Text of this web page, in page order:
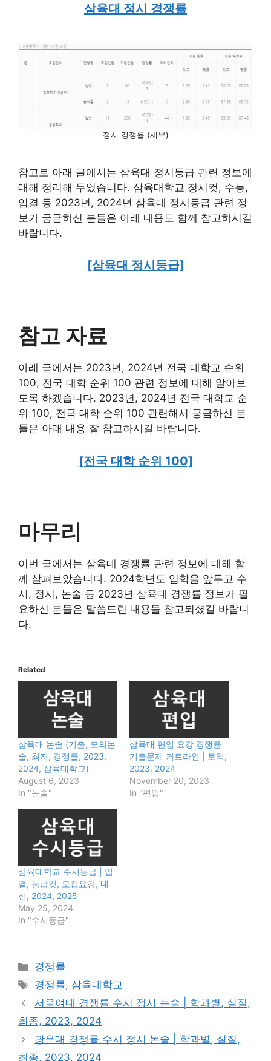
삼육대 정시 경쟁률
정시 경쟁률 (세부)
참고로 아래 글에서는 삼육대 정시등급 관련 정보에
대해 정리해 두었습니다. 삼육대학교 정시컷, 수능,
입결 등 2023년, 2024년 삼육대 정시등급 관련 정
보가 궁금하신 분들은 아래 내용도 함께 참고하시길
바랍니다.
[삼육대 정시등급]
참고 자료
아래 글에서는 2023년, 2024년 전국 대학교 순위
100, 전국 대학 순위 100 관련 정보에 대해 알아보
도록 하겠습니다. 2023년, 2024년 전국 대학교 순
위 100, 전국 대학 순위 100 관련해서 궁금하신 분
들은 아래 내용 잘 참고하시길 바랍니다.
[전국 대학 순위 100]
마무리
이번 글에서는 삼육대 경쟁률 관련 정보에 대해 함
께 살펴보았습니다. 2024학년도 입학을 앞두고 수
시, 정시, 논술 등 2023년 삼육대 경쟁률 정보가 필
요하신 분들은 말씀드린 내용들 참고되셨길 바랍니
다.
Related
삼육대 논술 (기출, 모의논
술, 최저, 경쟁률, 2023,
2024, 삼육대학교)
August 6, 2023
In "논술"
삼육대 편입 요강 경쟁률
기출문제 커트라인 | 토익,
2023, 2024
November 20, 2023
In "편입"
삼육대학교 수시등급 | 입
결, 등급컷, 모집요강, 내
신, 2024, 2025
May 25, 2024
In "수시등급"
Categories
경쟁률
Tags
경쟁률, 삼육대학교
서울여대 경쟁률 수시 정시 논술 | 학과별, 실질,
최종, 2023, 2024
광운대 경쟁률 수시 정시 논술 | 학과별, 실질,
최종, 2023, 2024